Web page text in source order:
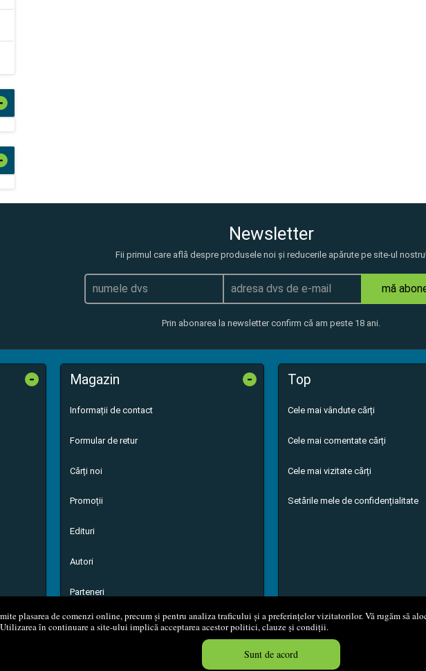
plasarea de comenzi online, precum și pentru analiza traficului și a preferințelor vizitatorilor. Vă rugăm să
în continuare a site-ului implică acceptarea acestor politici, clauze și condiții.
Sunt de acord
Newsletter
Fii primul care află despre produsele noi și reducerile apărute pe site-ul nostru!
mă
Prin abonarea la newsletter confirm că am peste 18 ani.
- Magazin -
Informații de contact
Formular de retur
Cărți noi
Promoții
Edituri
Autori
Parteneri
Top
Cele mai vândute cărți
Cele mai comentate cărți
Cele mai vizitate cărți
Setările mele de confidențialitate
© 2008 - 2026 S.C. M.G. Net Distribution S.R.L. Magazin online
Created in 0.0523 sec